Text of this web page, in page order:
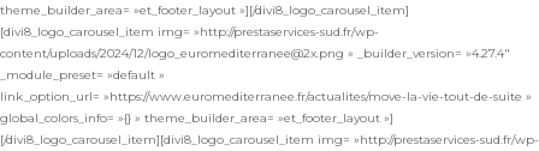
theme_builder_area= »et_footer_layout »][/divi8_logo_carousel_item]
[divi8_logo_carousel_item img= »http://prestaservices-sud.fr/wp-
content/uploads/2024/12/logo_euromediterranee@2x.png » _builder_version= »4.27.4″
_module_preset= »default »
link_option_url= »https://www.euromediterranee.fr/actualites/move-la-vie-tout-de-suite »
global_colors_info= »{} » theme_builder_area= »et_footer_layout »]
[/divi8_logo_carousel_item][divi8_logo_carousel_item img= »http://prestaservices-sud.fr/wp-